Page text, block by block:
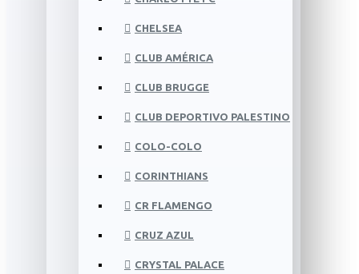
CHELSEA
CLUB AMÉRICA
CLUB BRUGGE
CLUB DEPORTIVO PALESTINO
COLO-COLO
CORINTHIANS
CR FLAMENGO
CRUZ AZUL
CRYSTAL PALACE